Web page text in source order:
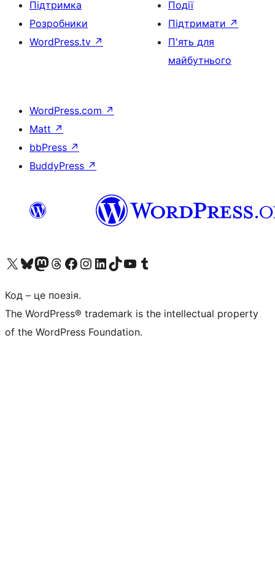
Підтримка
Розробники
WordPress.tv ↗
Події
Підтримати ↗
П'ять для
майбутнього
WordPress.com ↗
Matt ↗
bbPress ↗
BuddyPress ↗
Visit our X (formerly Twitter) account
Visit our Bluesky account
Завітайте до нашої стрічки в Mastodon
Visit our Threads account
Завітайте на нашу сторінку в Facebook
Visit our Instagram account
Visit our LinkedIn account
Visit our TikTok account
Visit our YouTube channel
Visit our Tumblr account
Код – це поезія.
The WordPress® trademark is the intellectual property
of the WordPress Foundation.